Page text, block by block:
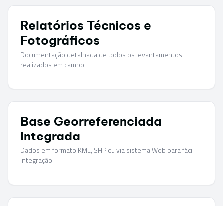
Relatórios Técnicos e
Fotográficos
Documentação detalhada de todos os levantamentos
realizados em campo.
Base Georreferenciada
Integrada
Dados em formato KML, SHP ou via sistema Web para fácil
integração.